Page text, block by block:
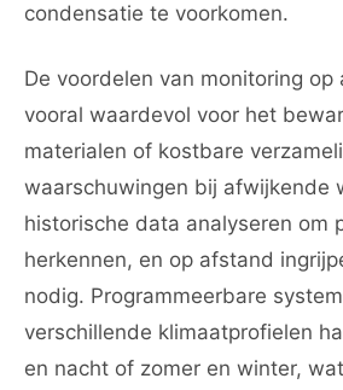
condensatie te voorkomen.
De voordelen van monitoring op
vooral waardevol voor het
materialen of kostbare
waarschuwingen bij afwijkende
historische data analyseren om
herkennen, en op afstand
nodig. Programmeerbare
verschillende klimaatprofielen
en nacht of zomer en winter,